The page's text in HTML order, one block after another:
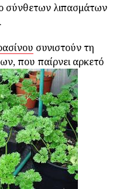
σύνθετων λιπασμάτων
συνιστούν τη
που παίρνει αρκετό